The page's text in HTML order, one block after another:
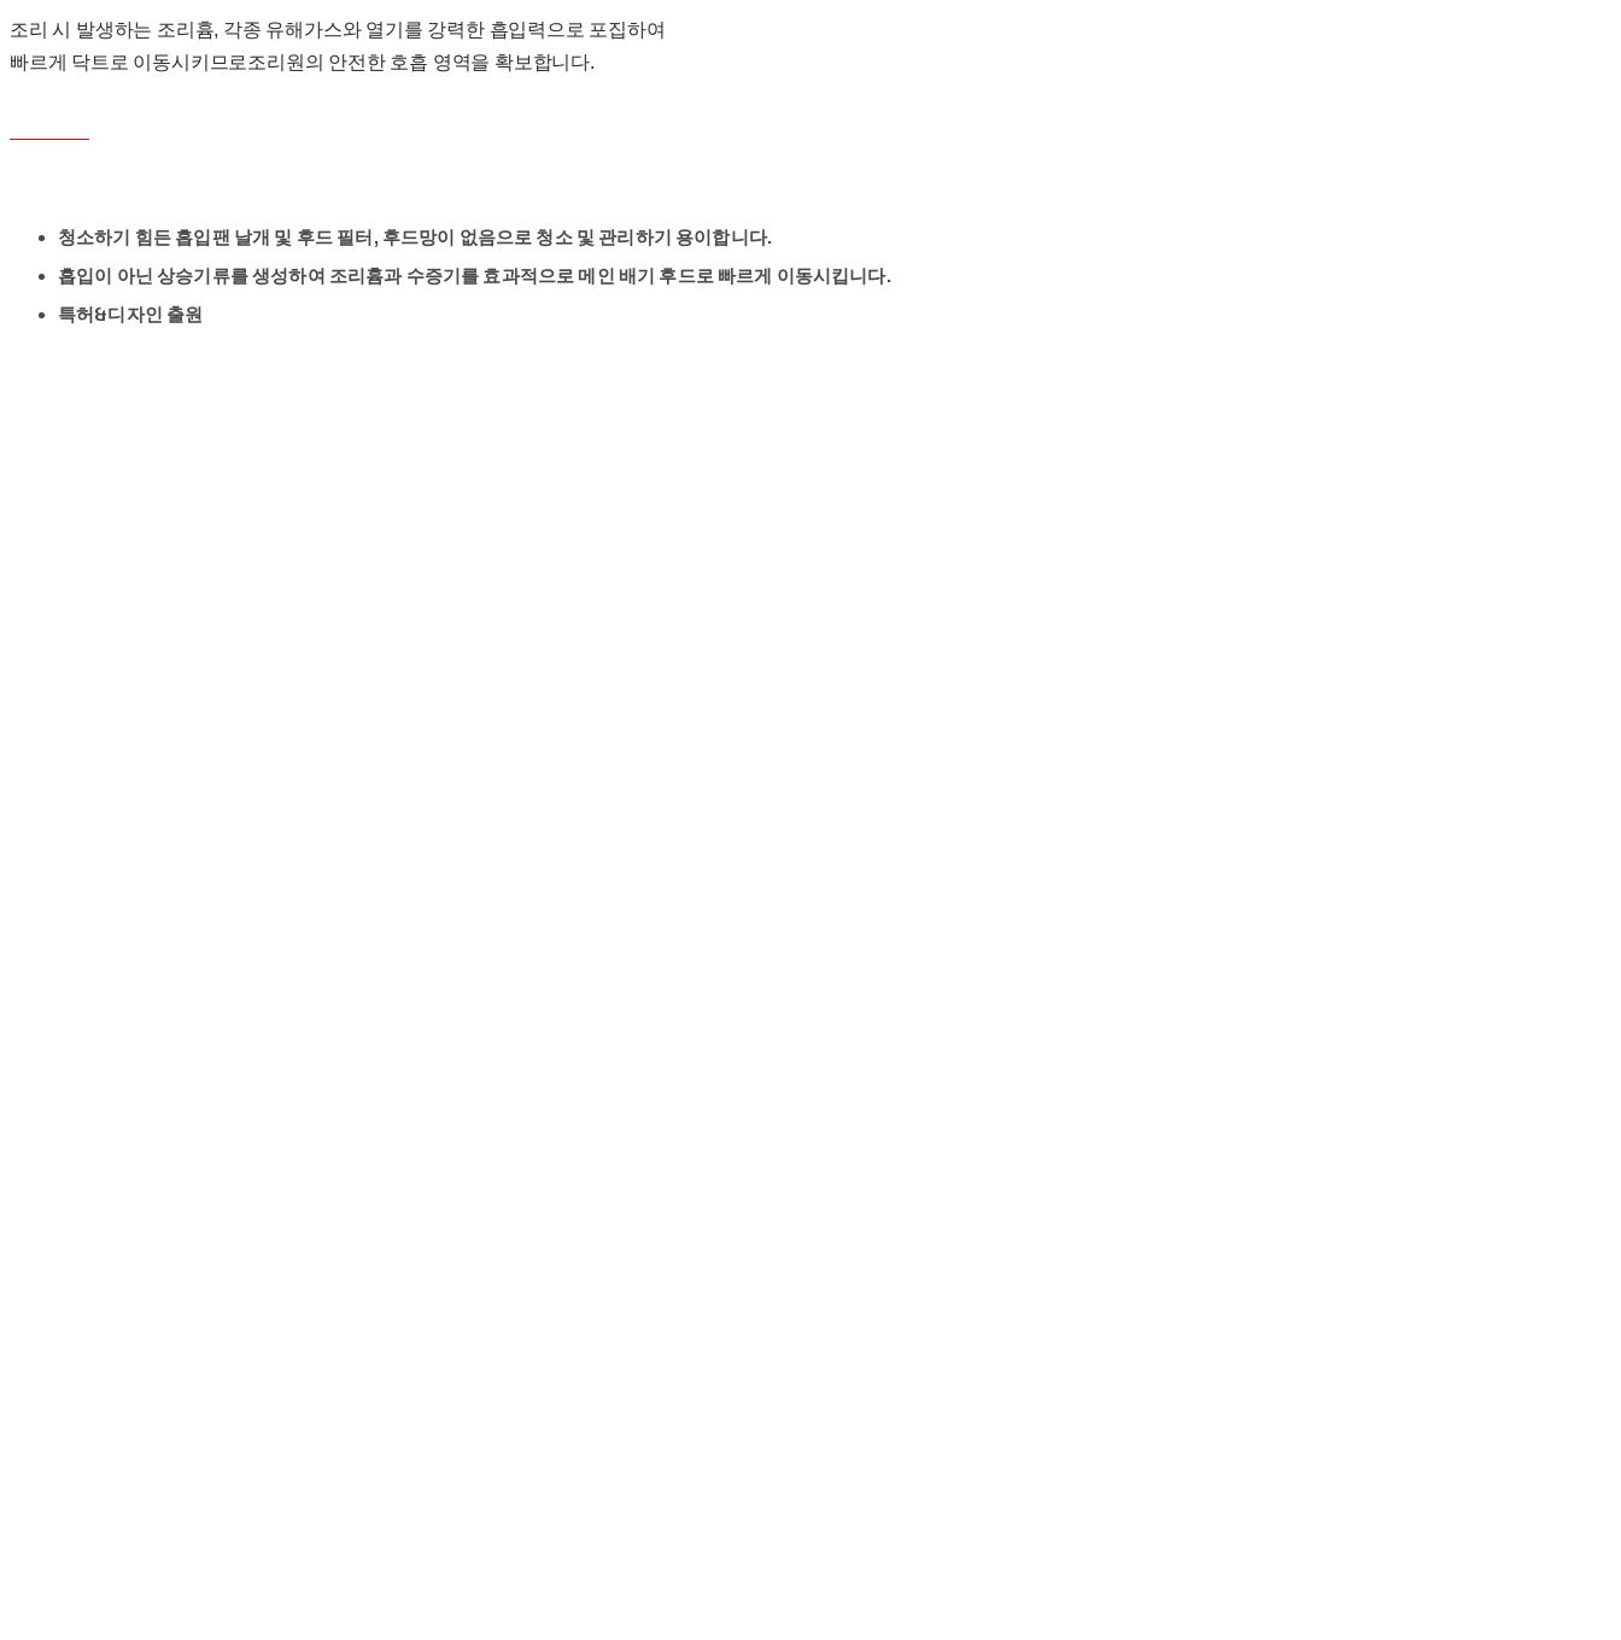
조리 시 발생하는 조리흄, 각종 유해가스와 열기를 강력한 흡입력으로 포집하여
빠르게 닥트로 이동시키므로조리원의 안전한 호흡 영역을 확보합니다.
청소하기 힘든 흡입팬 날개 및 후드 필터, 후드망이 없음으로 청소 및 관리하기 용이합니다.
흡입이 아닌 상승기류를 생성하여 조리흄과 수증기를 효과적으로 메인 배기 후드로 빠르게 이동시킵니다.
특허&디자인 출원